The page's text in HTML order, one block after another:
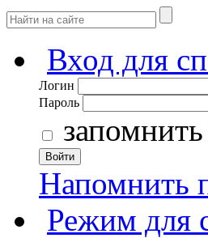
Вход для
Логин
Пароль
Войти
Напомнить
Режим для